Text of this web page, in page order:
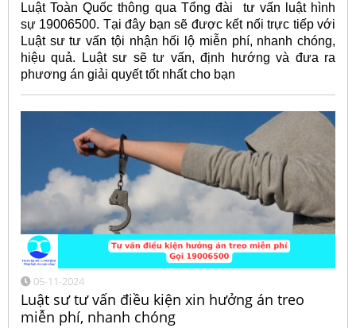
Luật Toàn Quốc thông qua Tổng đài tư vấn luật hình
sự 19006500. Tại đây bạn sẽ được kết nối trực tiếp với
Luật sư tư vấn tội nhận hối lộ miễn phí, nhanh chóng,
hiệu quả. Luật sư sẽ tư vấn, định hướng và đưa ra
phương án giải quyết tốt nhất cho bạn
05-11-2024
Luật sư tư vấn điều kiện xin hưởng án treo
miễn phí, nhanh chóng